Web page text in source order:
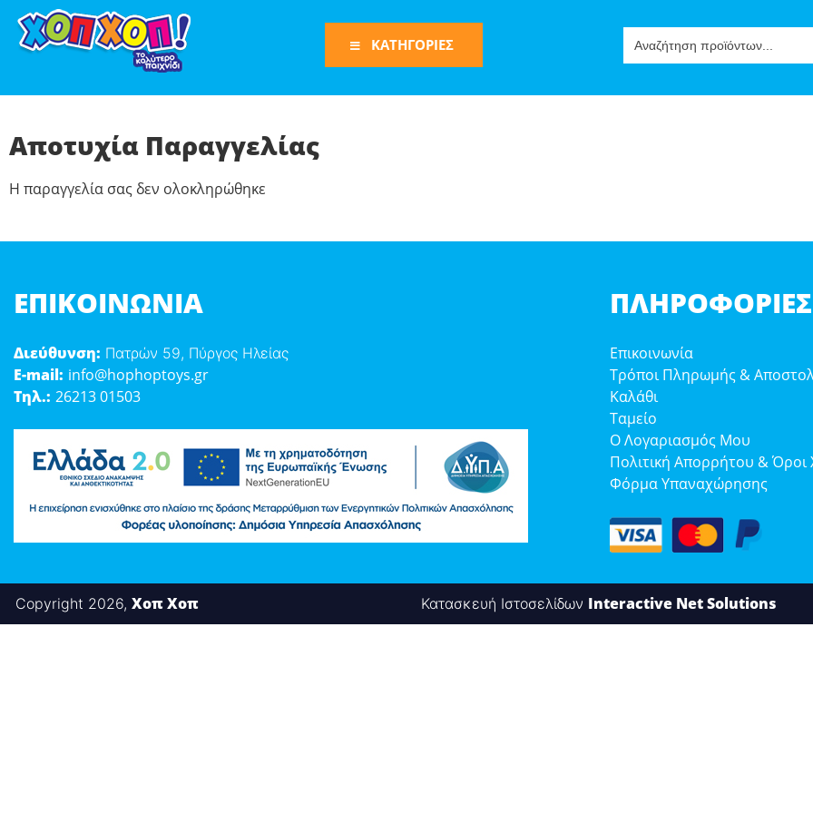
for:
ΚΑΤΗΓΟΡΙΕΣ
Σπόρ
Αποτυχία Παραγγελίας
Η παραγγελία σας δεν ολοκληρώθηκε
ΕΠΙΚΟΙΝΩΝΊΑ
Διεύθυνση: Πατρών 59, Πύργος Ηλείας
E-mail: info@hophoptoys.gr
Τηλ.: 26213 01503
ΠΛΗΡΟΦΟΡΊΕΣ
Επικοινωνία
Τρόποι Πληρωμής &
Καλάθι
Ταμείο
Ο Λογαριασμός Μου
Πολιτική Απορρήτου & Όροι
Φόρμα Υπαναχώρησης
Copyright 2026, Χοπ Χοπ Κατασκευή Ιστοσελίδων Interactive Net Solutions